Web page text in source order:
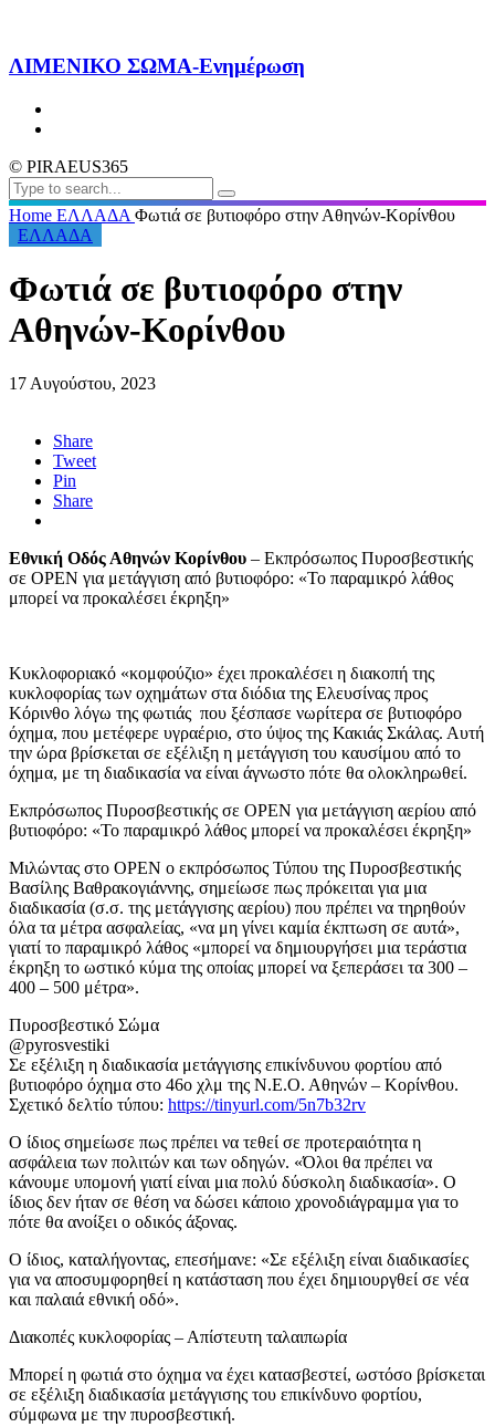
ΛΙΜΕΝΙΚΟ ΣΩΜΑ-Ενημέρωση
© PIRAEUS365
Home ΕΛΛΑΔΑ Φωτιά σε βυτιοφόρο στην Αθηνών-Κορίνθου
ΕΛΛΑΔΑ
Φωτιά σε βυτιοφόρο στην
Αθηνών-Κορίνθου
17 Αυγούστου, 2023
Share
Tweet
Pin
Share
Εθνική Οδός Αθηνών Κορίνθου – Εκπρόσωπος Πυροσβεστικής
σε OPEN για μετάγγιση από βυτιοφόρο: «Το παραμικρό λάθος
μπορεί να προκαλέσει έκρηξη»
Κυκλοφοριακό «κομφούζιο» έχει προκαλέσει η διακοπή της
κυκλοφορίας των οχημάτων στα διόδια της Ελευσίνας προς
Κόρινθο λόγω της φωτιάς που ξέσπασε νωρίτερα σε βυτιοφόρο
όχημα, που μετέφερε υγραέριο, στο ύψος της Κακιάς Σκάλας. Αυτή
την ώρα βρίσκεται σε εξέλιξη η μετάγγιση του καυσίμου από το
όχημα, με τη διαδικασία να είναι άγνωστο πότε θα ολοκληρωθεί.
Εκπρόσωπος Πυροσβεστικής σε OPEN για μετάγγιση αερίου από
βυτιοφόρο: «Το παραμικρό λάθος μπορεί να προκαλέσει έκρηξη»
Μιλώντας στο OPEN ο εκπρόσωπος Τύπου της Πυροσβεστικής
Βασίλης Βαθρακογιάννης, σημείωσε πως πρόκειται για μια
διαδικασία (σ.σ. της μετάγγισης αερίου) που πρέπει να τηρηθούν
όλα τα μέτρα ασφαλείας, «να μη γίνει καμία έκπτωση σε αυτά»,
γιατί το παραμικρό λάθος «μπορεί να δημιουργήσει μια τεράστια
έκρηξη το ωστικό κύμα της οποίας μπορεί να ξεπεράσει τα 300 –
400 – 500 μέτρα».
Πυροσβεστικό Σώμα
@pyrosvestiki
Σε εξέλιξη η διαδικασία μετάγγισης επικίνδυνου φορτίου από
βυτιοφόρο όχημα στο 46ο χλμ της Ν.Ε.Ο. Αθηνών – Κορίνθου.
Σχετικό δελτίο τύπου: https://tinyurl.com/5n7b32rv
Ο ίδιος σημείωσε πως πρέπει να τεθεί σε προτεραιότητα η
ασφάλεια των πολιτών και των οδηγών. «Όλοι θα πρέπει να
κάνουμε υπομονή γιατί είναι μια πολύ δύσκολη διαδικασία». Ο
ίδιος δεν ήταν σε θέση να δώσει κάποιο χρονοδιάγραμμα για το
πότε θα ανοίξει ο οδικός άξονας.
Ο ίδιος, καταλήγοντας, επεσήμανε: «Σε εξέλιξη είναι διαδικασίες
για να αποσυμφορηθεί η κατάσταση που έχει δημιουργθεί σε νέα
και παλαιά εθνική οδό».
Διακοπές κυκλοφορίας – Απίστευτη ταλαιπωρία
Μπορεί η φωτιά στο όχημα να έχει κατασβεστεί, ωστόσο βρίσκεται
σε εξέλιξη διαδικασία μετάγγισης του επικίνδυνο φορτίου,
σύμφωνα με την πυροσβεστική.